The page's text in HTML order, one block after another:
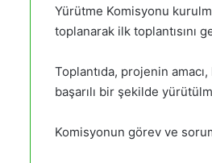
Yürütme Komisyonu
toplanarak ilk toplantısını
Toplantıda, projenin
başarılı bir şekilde
Komisyonun görev ve